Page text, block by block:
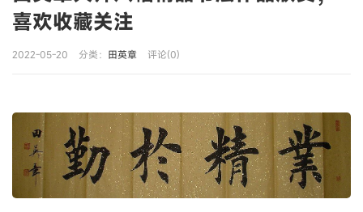
喜欢收藏关注
2022-05-20 分类： 田英章 评论(0)